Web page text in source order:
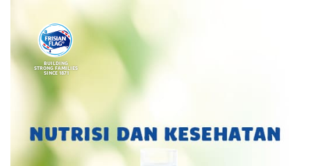
BUILDING
STRONG FAMILIES
SINCE 1871